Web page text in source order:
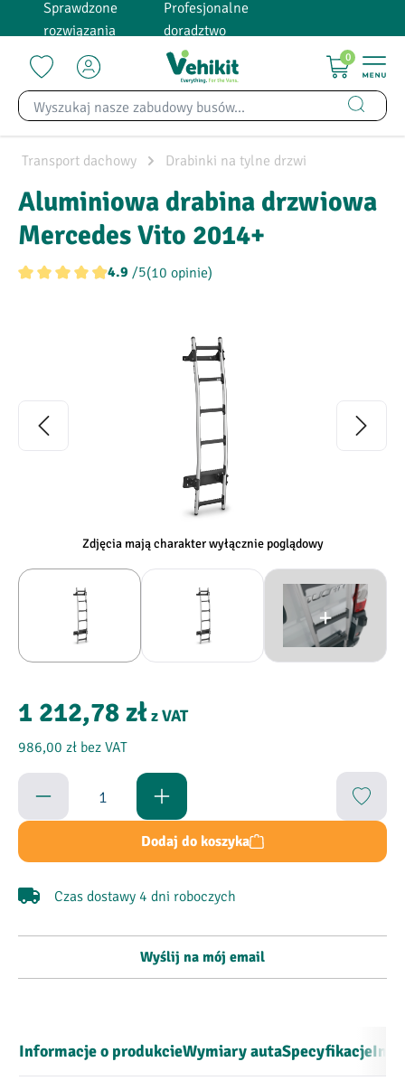
zawartości
Sprawdzone
rozwiązania
Profesjonalne
doradztwo
0
Transport dachowy Drabinki na tylne drzwi
Aluminiowa drabina drzwiowa
Mercedes Vito 2014+
4.9 /5(10 opinie)
Zdjęcia mają charakter wyłącznie poglądowy
986,00 zł bez VAT
1 212,78 złz VAT
Ilość produktu: Wprowadź żądaną ilość lub
Dodaj do koszyka
Czas dostawy 4 dni roboczych
Wyślij na mój email
Informacje o produkcieWymiary autaSpecyfikacje